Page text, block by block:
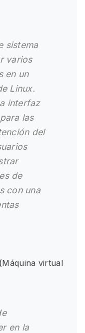
sistema
varios
en un
Linux.
interfaz
las
del
de
con una
virtual
en la